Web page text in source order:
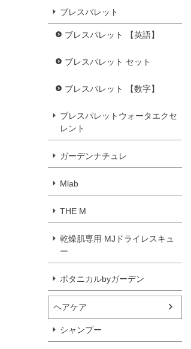
ブレスパレット
ブレスパレット 【英語】
ブレスパレット セット
ブレスパレット 【数字】
ブレスパレットウォータエクセ
レント
ガーデンナチュレ
Mlab
THE M
乾燥肌専用 MJドライレスキュ
ー
ボタニカルbyガーデン
ヘアケア
シャンプー